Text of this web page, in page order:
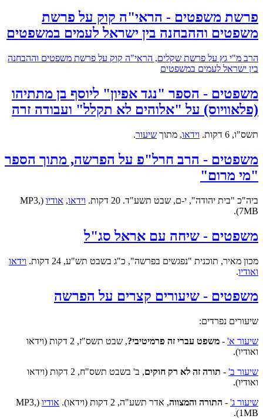
פרשת משפטים - הראי"ה קוק על פרשת
משפטים וההבחנה בין ישראל לעמים במשפטים
הרב מ"י גץ על פרשת שקלים, הראי"ה קוק על פרשת משפטים וההבחנה
בין ישראל לעמים במשפטים
משפטים - הספר "נגד אפיון" ליוסף בן מתתיהו
(פלאוויוס) על "אלוהים לא תקלל" ועבודה זרה
תשס"ו, 6 דקות. וידאו, מתוך שיעור.
משפטים - הרב חרל"פ על הפרשה, מתוך הספר
"מי מרום"
ביה"כ "בית יהודה", י-ם, שבט תשע"ד. 20 דקות. וידאו, אודיו (MP3,
7MB).
משפטים - שיחה עם אראל סג"ל
מכון מאיר, תוכנית "נפגשים בפרשה", כ"ג בשבט תש"ע, 24 דקות.
וידאו
ואודיו.
משפטים - שיעורים קצרים על הפרשה
שיעורים נפרדים:
שיעור א' - משפט עברי זה פרמיטיבי?
, שבט תשס"ז, 2 דקות (וידאו
ואודיו).
שיעור ב' - תורה זה לא רק חוקים
, ב' בשבט תשס"ח, 2 דקות (וידאו
ואודיו).
שיעור ג' - התורה והמצווה, אדר תשע"ה, 2 דקות (וידאו). אודיו (MP3,
1MB).